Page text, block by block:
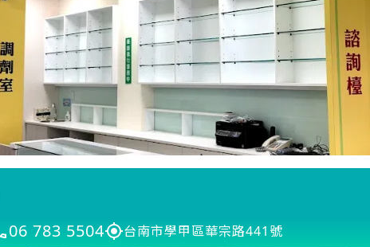
06 783 5504 台南市學甲區華宗路441號